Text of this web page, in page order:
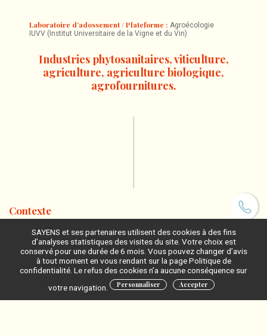
Laboratoire d’adossement / Plateforme : Agroécologie
IUVV (Institut Universitaire de la Vigne et du Vin)
Industries phytosanitaires, viticulture,
agriculture, agriculture biologique,
agrofournitures.
Contexte
L’Oïdium fait partie des maladies les plus courantes mais aussi des
plus dommageables pour la vigne. De nombreux traitements sont
actuellement réalisés pour lutter contre fléau. Devant la prise de
conscience d’une viticulture respectueuse des personnes et de
l’environnement, la profession est en attente de produits alliant
Vous souhaitez développer un produit (Stimulateur de Défense des
SAYENS et ses partenaires utilisent des cookies à des fins
d’analyses statistiques des visites du site. Votre choix est
conservé pour une durée de 6 mois. Vous pouvez changer d’avis
à tout moment en vous rendant sur la page Politique de
confidentialité. Le refus des cookies n’a aucune conséquence sur
votre navigation.
Personnaliser Accepter